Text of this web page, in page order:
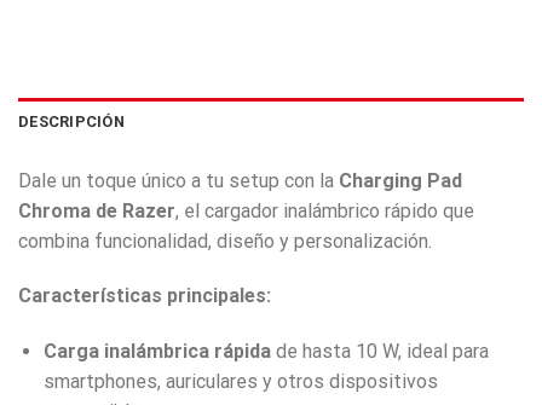
DESCRIPCIÓN
Dale un toque único a tu setup con la Charging Pad
Chroma de Razer, el cargador inalámbrico rápido que
combina funcionalidad, diseño y personalización.
Características principales:
Carga inalámbrica rápidade hasta 10 W, ideal para
smartphones, auriculares y otros dispositivos